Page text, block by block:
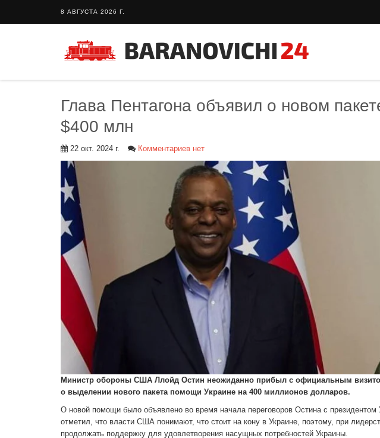
8 АВГУСТА 2026 Г.
Глава Пентагона объявил о новом
$400 млн
22 окт. 2024 г. Комментариев нет
Министр обороны США Ллойд Остин неожиданно прибыл с официальным
о выделении нового пакета помощи Украине на 400 миллионов долларов.
О новой помощи было объявлено во время начала переговоров Остина с
отметил, что власти США понимают, что стоит на кону в Украине, поэтому, при
продолжать поддержку для удовлетворения насущных потребностей Украины.
Тайный гость: Ресторан